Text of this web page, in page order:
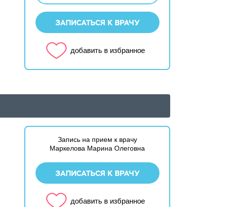
ЗАПИСАТЬСЯ К ВРАЧУ
добавить в избранное
Запись на прием к врачу
Маркелова Марина Олеговна
ЗАПИСАТЬСЯ К ВРАЧУ
добавить в избранное